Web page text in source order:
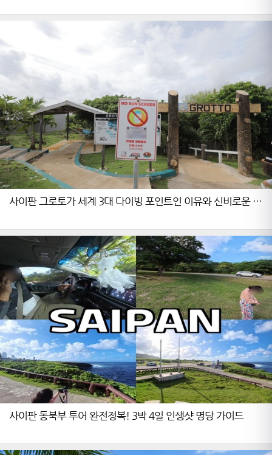
사이판 그로토가 세계 3대 다이빙 포인트인 이유와 신비로운 푸
사이판 동북부 투어 완전정복! 3박 4일 인생샷 명당 가이드